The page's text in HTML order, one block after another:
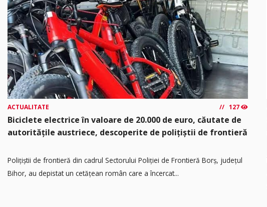
ACTUALITATE 127
Biciclete electrice în valoare de 20.000 de euro, căutate de
autoritățile austriece, descoperite de polițiștii de frontieră
Poliţiştii de frontieră din cadrul Sectorului Poliției de Frontieră Borș, județul
Bihor, au depistat un cetățean român care a încercat...